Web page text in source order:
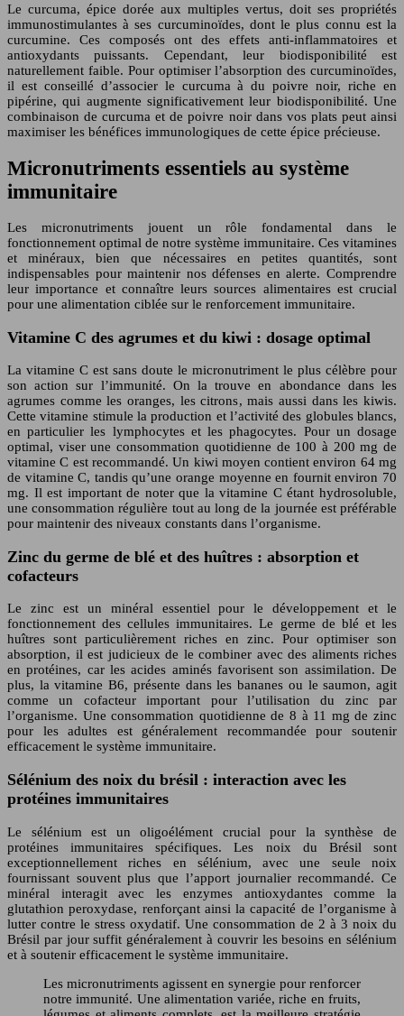
Le curcuma, épice dorée aux multiples vertus, doit ses propriétés
immunostimulantes à ses curcuminoïdes, dont le plus connu est la
curcumine. Ces composés ont des effets anti-inflammatoires et
antioxydants puissants. Cependant, leur biodisponibilité est
naturellement faible. Pour optimiser l’absorption des curcuminoïdes,
il est conseillé d’associer le curcuma à du poivre noir, riche en
pipérine, qui augmente significativement leur biodisponibilité. Une
combinaison de curcuma et de poivre noir dans vos plats peut ainsi
maximiser les bénéfices immunologiques de cette épice précieuse.
Micronutriments essentiels au système
immunitaire
Les micronutriments jouent un rôle fondamental dans le
fonctionnement optimal de notre système immunitaire. Ces vitamines
et minéraux, bien que nécessaires en petites quantités, sont
indispensables pour maintenir nos défenses en alerte. Comprendre
leur importance et connaître leurs sources alimentaires est crucial
pour une alimentation ciblée sur le renforcement immunitaire.
Vitamine C des agrumes et du kiwi : dosage optimal
La vitamine C est sans doute le micronutriment le plus célèbre pour
son action sur l’immunité. On la trouve en abondance dans les
agrumes comme les oranges, les citrons, mais aussi dans les kiwis.
Cette vitamine stimule la production et l’activité des globules blancs,
en particulier les lymphocytes et les phagocytes. Pour un dosage
optimal, viser une consommation quotidienne de 100 à 200 mg de
vitamine C est recommandé. Un kiwi moyen contient environ 64 mg
de vitamine C, tandis qu’une orange moyenne en fournit environ 70
mg. Il est important de noter que la vitamine C étant hydrosoluble,
une consommation régulière tout au long de la journée est préférable
pour maintenir des niveaux constants dans l’organisme.
Zinc du germe de blé et des huîtres : absorption et
cofacteurs
Le zinc est un minéral essentiel pour le développement et le
fonctionnement des cellules immunitaires. Le germe de blé et les
huîtres sont particulièrement riches en zinc. Pour optimiser son
absorption, il est judicieux de le combiner avec des aliments riches
en protéines, car les acides aminés favorisent son assimilation. De
plus, la vitamine B6, présente dans les bananes ou le saumon, agit
comme un cofacteur important pour l’utilisation du zinc par
l’organisme. Une consommation quotidienne de 8 à 11 mg de zinc
pour les adultes est généralement recommandée pour soutenir
efficacement le système immunitaire.
Sélénium des noix du brésil : interaction avec les
protéines immunitaires
Le sélénium est un oligoélément crucial pour la synthèse de
protéines immunitaires spécifiques. Les noix du Brésil sont
exceptionnellement riches en sélénium, avec une seule noix
fournissant souvent plus que l’apport journalier recommandé. Ce
minéral interagit avec les enzymes antioxydantes comme la
glutathion peroxydase, renforçant ainsi la capacité de l’organisme à
lutter contre le stress oxydatif. Une consommation de 2 à 3 noix du
Brésil par jour suffit généralement à couvrir les besoins en sélénium
et à soutenir efficacement le système immunitaire.
Les micronutriments agissent en synergie pour renforcer
notre immunité. Une alimentation variée, riche en fruits,